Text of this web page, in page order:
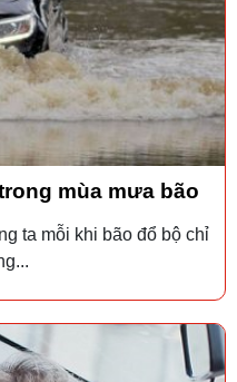
mùa mưa bão
ta mỗi khi bão đổ bộ chỉ